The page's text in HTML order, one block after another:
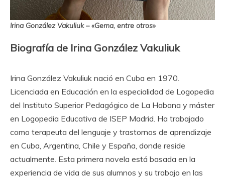
Irina González Vakuliuk – «Gema, entre otros»
Biografía de Irina González Vakuliuk
Irina González Vakuliuk nació en Cuba en 1970.
Licenciada en Educación en la especialidad de Logopedia
del Instituto Superior Pedagógico de La Habana y máster
en Logopedia Educativa de ISEP Madrid. Ha trabajado
como terapeuta del lenguaje y trastornos de aprendizaje
en Cuba, Argentina, Chile y España, donde reside
actualmente. Esta primera novela está basada en la
experiencia de vida de sus alumnos y su trabajo en las